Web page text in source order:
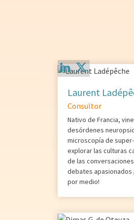
Laurent
Consultor
Nativo de Francia,
desórdenes
microscopía de
explorar las culturas
de las
debates apasionados
por medio!